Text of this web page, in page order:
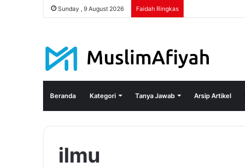
Sunday , 9 August 2026 Faidah Ringkas
Beranda Kategori Tanya Jawab Arsip Artikel
ilmu